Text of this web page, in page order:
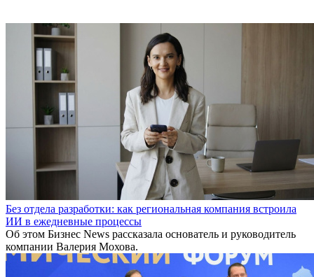
Без отдела разработки: как региональная компания встроила
ИИ в ежедневные процессы
Об этом Бизнес News рассказала основатель и руководитель
компании Валерия Мохова.